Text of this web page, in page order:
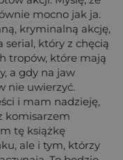
mocno jak ja.
kryminalną akcję,
serial, który z chęcią
tropów, które mają
a gdy na jaw
nie uwierzyć.
i mam nadzieję,
komisarzem
tę książkę
ale i tym, którzy